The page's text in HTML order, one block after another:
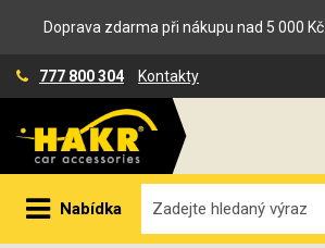
Doprava zdarma při nákupu nad 5 000 Kč.
777 800 304 Kontakty
Nabídka